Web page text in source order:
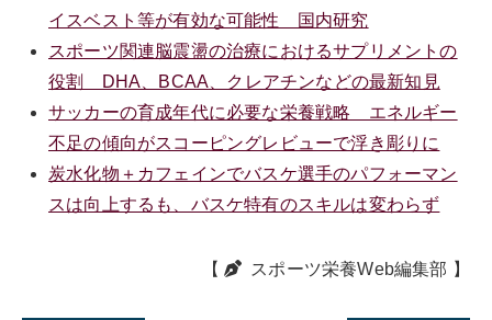
イスベスト等が有効な可能性 国内研究
スポーツ関連脳震盪の治療におけるサプリメントの
役割 DHA、BCAA、クレアチンなどの最新知見
サッカーの育成年代に必要な栄養戦略 エネルギー
不足の傾向がスコーピングレビューで浮き彫りに
炭水化物＋カフェインでバスケ選手のパフォーマン
スは向上するも、バスケ特有のスキルは変わらず
【 スポーツ栄養Web編集部 】